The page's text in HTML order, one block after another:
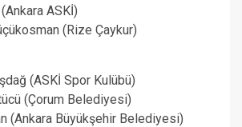
ASKİ)
(Rize Çaykur)
(ASKİ Spor Kulübü)
(Çorum Belediyesi)
(Ankara Büyükşehir Belediyesi)